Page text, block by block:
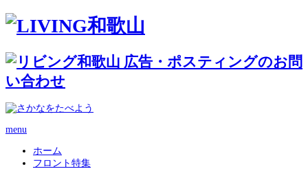
menu
ホーム
フロント特集